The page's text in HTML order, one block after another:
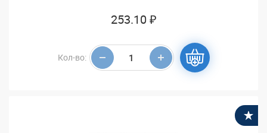
253.10 ₽
Кол-во: